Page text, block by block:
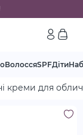
ВолоссяSPFДіти
креми для